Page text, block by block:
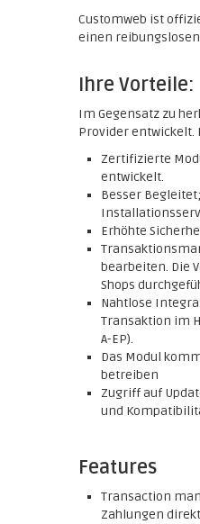
Customweb ist
einen
Ihre Vorteile:
Im Gegensatz zu
Provider entwickelt.
Zertifizierte
entwickelt.
Besser
Erhöhte
bearbeiten. Die
Shops
Nahtlose
Transaktion im
A-EP).
Das Modul
betreiben
Zugriff auf
und
Features
Transaction
Zahlungen